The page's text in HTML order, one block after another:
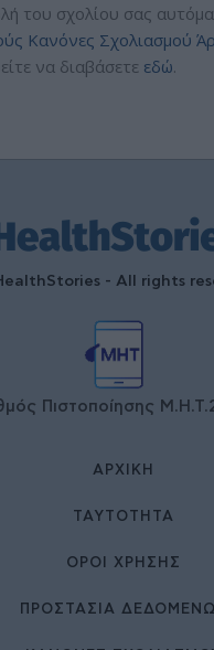
του σχολίου σας
Κανόνες Σχολιασμού
να διαβάσετε εδώ.
- All rights
Πιστοποίησης
ΑΡΧΙΚΉ
ΤΑΥΤΌΤΗΤΑ
ΌΡΟΙ ΧΡΉΣΗΣ
ΠΡΟΣΤΑΣΙΑ